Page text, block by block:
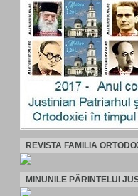
REVISTA FAMILIA
MINUNILE PĂRINTELUI